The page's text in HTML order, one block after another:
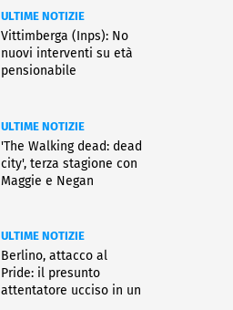
ULTIME NOTIZIE
Vittimberga (Inps): No
nuovi interventi su età
pensionabile
ULTIME NOTIZIE
'The Walking dead: dead
city', terza stagione con
Maggie e Negan
ULTIME NOTIZIE
Berlino, attacco al
Pride: il presunto
attentatore ucciso in un